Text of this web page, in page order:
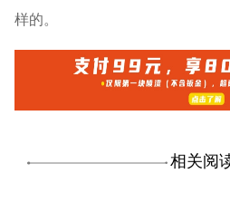
样的。
相关阅